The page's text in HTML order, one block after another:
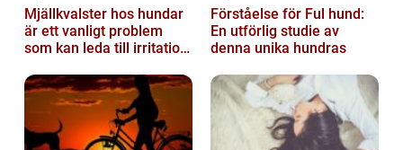
Mjällkvalster hos hundar
är ett vanligt problem
som kan leda till irritation
hun...
Förståelse för Ful hund:
En utförlig studie av
denna unika hundras